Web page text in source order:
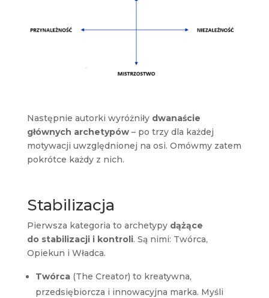
Następnie autorki wyróżniły dwanaście
głównych archetypów– po trzy dla każdej
motywacji uwzględnionej na osi. Omówmy zatem
pokrótce każdy z nich.
Stabilizacja
Pierwsza kategoria to archetypy dążące
do stabilizacji i kontroli. Są nimi: Twórca,
Opiekun i Władca.
Twórca(The Creator) to kreatywna,
przedsiębiorcza i innowacyjna marka. Myśli